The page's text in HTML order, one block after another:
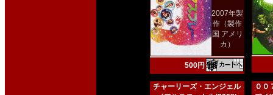
2007年製
作（製作
国 アメリ
カ）
500円
チャーリーズ・エンジェル
００